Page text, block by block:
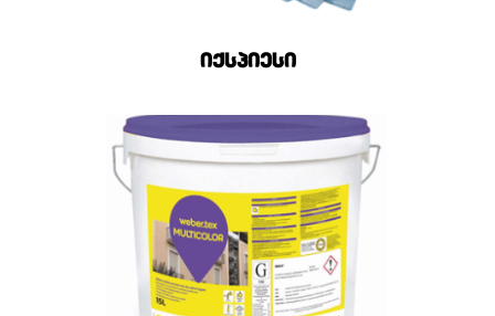
იქსპიესი